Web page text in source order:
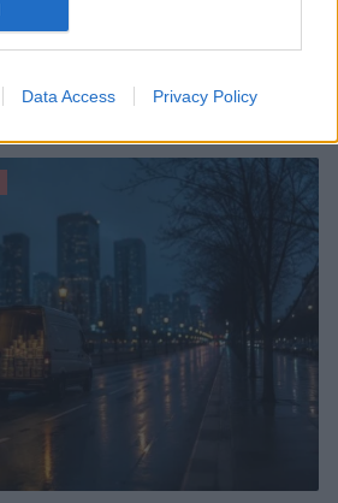
Data Access Privacy Policy